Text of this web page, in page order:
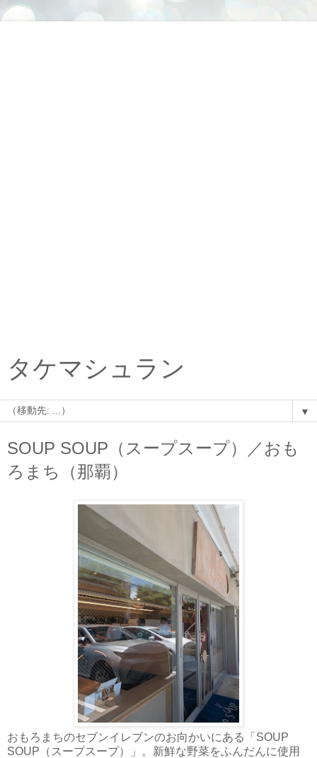
タケマシュラン
▼
SOUP SOUP（スープスープ）／おも
ろまち（那覇）
おもろまちのセブンイレブンのお向かいにある「SOUP
SOUP（スープスープ）」。新鮮な野菜をふんだんに使用